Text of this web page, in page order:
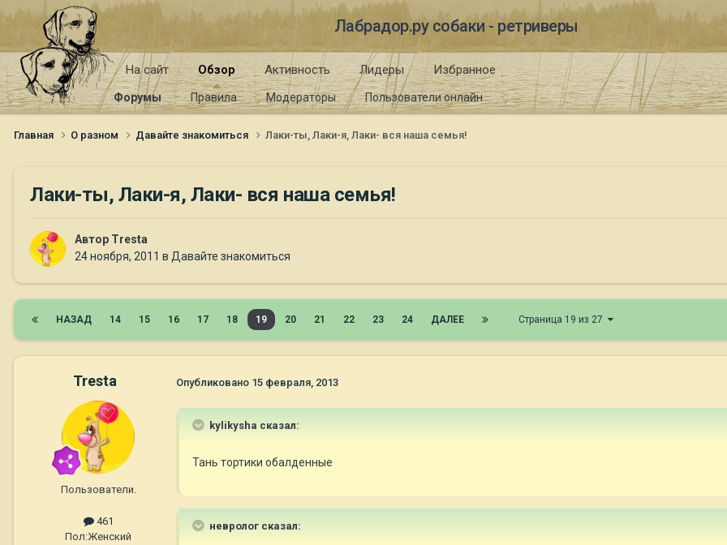
Лабрадор.ру собаки - ретриверы
На сайт Обзор
Форумы Правила Модераторы Пользователи онлайн
Активность Лидеры Избранное
Главная О разном Давайте знакомиться Лаки-ты, Лаки-я, Лаки- вся наша семья!
Лаки-ты, Лаки-я, Лаки- вся наша семья!
Автор Tresta
24 ноября, 2011 в Давайте знакомиться
НАЗАД 14 15 16 17 18 19 20 21 22 23 24 ДАЛЕЕ Страница 19 из 27
Tresta
Пользователи.
461
Пол:Женский
Опубликовано 15 февраля, 2013
kylikysha сказал:
Тань тортики обалденные
невролог сказал: